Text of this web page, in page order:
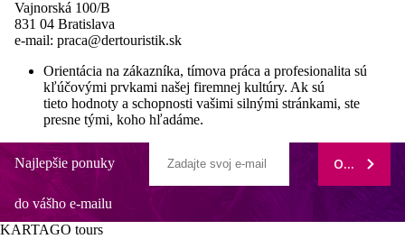
Vajnorská 100/B
831 04 Bratislava
e-mail: praca@dertouristik.sk
Orientácia na zákazníka, tímova práca a profesionalita sú
kľúčovými prvkami našej firemnej kultúry. Ak sú
tieto hodnoty a schopnosti vašimi silnými stránkami, ste
presne tými, koho hľadáme.
Najlepšie ponuky
do vášho e-mailu
ODOBERAŤ
KARTAGO tours